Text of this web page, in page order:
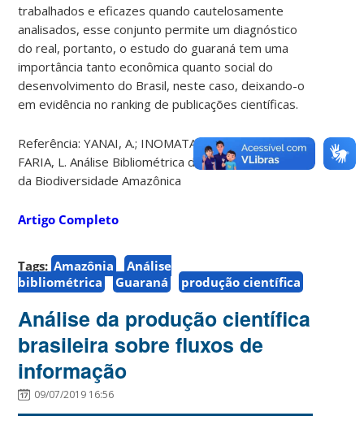
trabalhados e eficazes quando cautelosamente
analisados, esse conjunto permite um diagnóstico
do real, portanto, o estudo do guaraná tem uma
importância tanto econômica quanto social do
desenvolvimento do Brasil, neste caso, deixando-o
em evidência no ranking de publicações científicas.
Referência: YANAI, A.; INOMATA, D.; VARVAKIS, G.;
FARIA, L. Análise Bibliométrica da Produção Científica
da Biodiversidade Amazônica
Artigo Completo
Tags: Amazônia
Análise
bibliométrica
Guaraná produção científica
Análise da produção científica
brasileira sobre fluxos de
informação
09/07/2019 16:56